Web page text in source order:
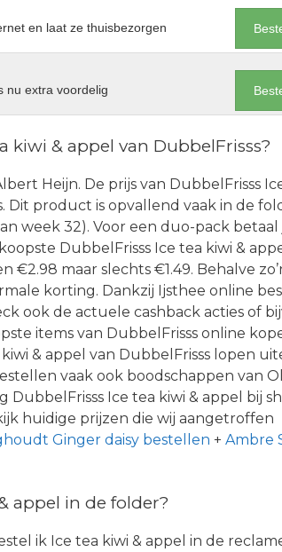
en laat ze thuisbezorgen
nu extra voordelig
kiwi & appel van DubbelFrisss?
Heijn. De prijs van DubbelFrisss
Dit product is opvallend vaak in de
week 32). Voor een duo-pack betaal
DubbelFrisss Ice tea kiwi &
€2.98 maar slechts €1.49. Behalve
korting. Dankzij Ijsthee online
ook de actuele cashback acties of
items van DubbelFrisss online
& appel van DubbelFrisss lopen
vaak ook boodschappen van
Ice tea kiwi & appel bij
huidige prijzen die wij aangetroffen
Ginger daisy bestellen + Ambre
appel in de folder?
ik Ice tea kiwi & appel in de